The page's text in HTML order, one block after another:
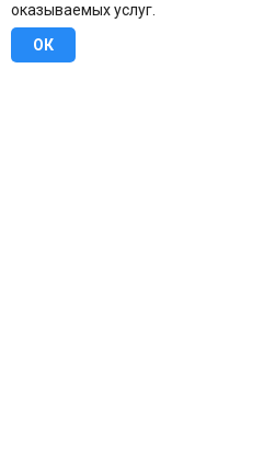
оказываемых услуг.
ОК